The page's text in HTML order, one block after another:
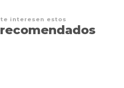
interesen estos